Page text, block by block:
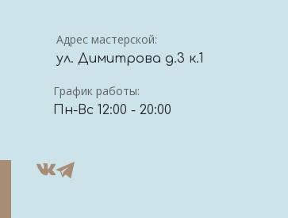
Адрес мастерской:
ул. Димитрова д.3 к.1
График работы:
Пн-Вс 12:00 - 20:00